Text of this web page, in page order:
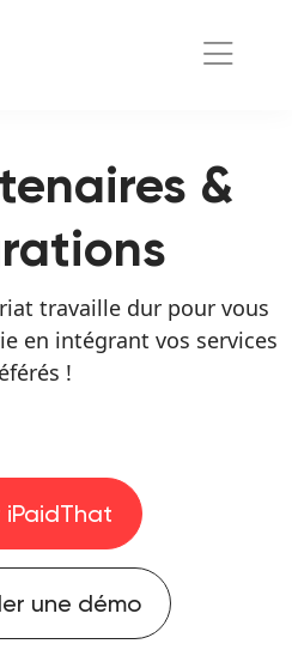
&
travaille dur pour vous
en intégrant vos services
!
iPaidThat
une démo